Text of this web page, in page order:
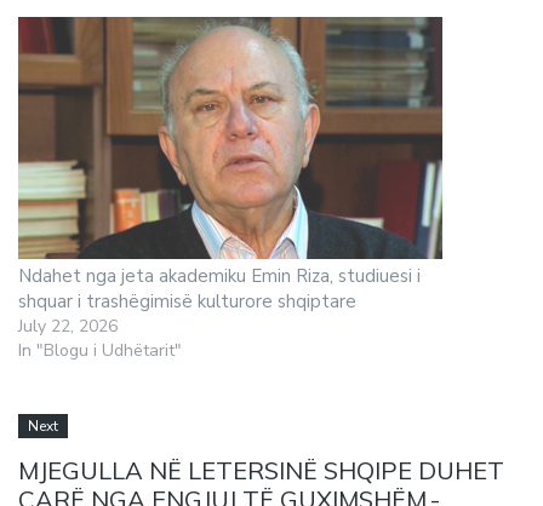
Ndahet nga jeta akademiku Emin Riza, studiuesi i
shquar i trashëgimisë kulturore shqiptare
July 22, 2026
In "Blogu i Udhëtarit"
Next
MJEGULLA NË LETERSINË SHQIPE DUHET
ÇARË NGA ENGJUJ TË GUXIMSHËM.-